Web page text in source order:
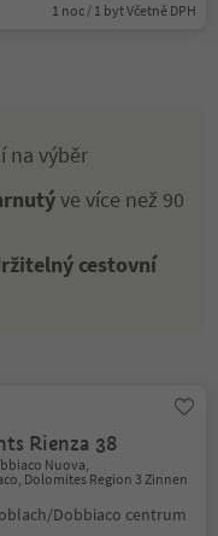
1 noc / 1 byt Včetně DPH
na výběr
ve více než 90
cestovní
Rienza 38
Nuova,
Dolomites Region 3 Zinnen
Dobbiaco centrum